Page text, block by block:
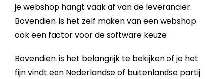
jewebshophangt vaak af van de leverancier.
Bovendien, is het zelf maken van eenwebshop
ook een factor voor de software keuze.
Bovendien, is het belangrijk te bekijken of je het
fijn vindt een Nederlandse of buitenlandse partij